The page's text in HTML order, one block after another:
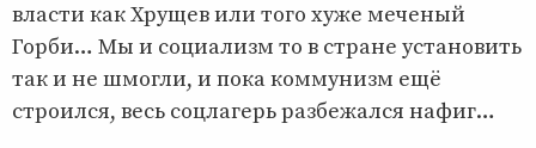
власти как Хрущев или того хуже меченый
Горби… Мы и социализм то в стране установить
так и не шмогли, и пока коммунизм ещё
строился, весь соцлагерь разбежался нафиг…